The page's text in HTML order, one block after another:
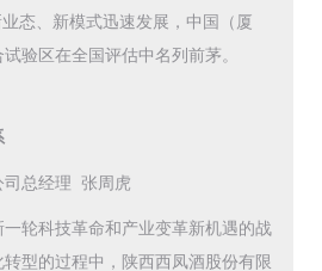
态、新模式迅速发展，中国（厦
验区在全国评估中名列前茅。
司总经理 张周虎
轮科技革命和产业变革新机遇的战
型的过程中，陕西西凤酒股份有限